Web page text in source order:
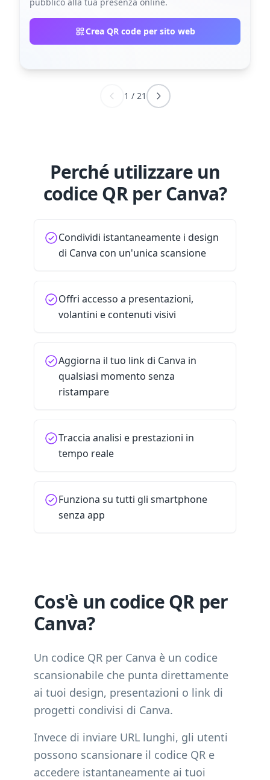
Crea QR code per sito web
1 / 21
Perché utilizzare un
codice QR per Canva?
Condividi istantaneamente i design
di Canva con un'unica scansione
Offri accesso a presentazioni,
volantini e contenuti visivi
Aggiorna il tuo link di Canva in
qualsiasi momento senza
ristampare
Traccia analisi e prestazioni in
tempo reale
Funziona su tutti gli smartphone
senza app
Cos'è un codice QR per
Canva?
Un codice QR per Canva è un codice
scansionabile che punta direttamente
ai tuoi design, presentazioni o link di
progetti condivisi di Canva.
Invece di inviare URL lunghi, gli utenti
possono scansionare il codice QR e
accedere istantaneamente ai tuoi